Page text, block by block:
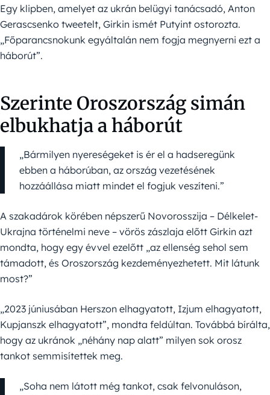
Egy klipben, amelyet az ukrán belügyi tanácsadó, Anton
Gerascsenko tweetelt, Girkin ismét Putyint ostorozta.
„Főparancsnokunk egyáltalán nem fogja megnyerni ezt a
háborút”.
Szerinte Oroszország simán
elbukhatja a háborút
„Bármilyen nyereségeket is ér el a hadseregünk
ebben a háborúban, az ország vezetésének
hozzáállása miatt mindet el fogjuk veszíteni.”
A szakadárok körében népszerű Novorosszija – Délkelet-
Ukrajna történelmi neve – vörös zászlaja előtt Girkin azt
mondta, hogy egy évvel ezelőtt „az ellenség sehol sem
támadott, és Oroszország kezdeményezhetett. Mit látunk
most?”
„2023 júniusában Herszon elhagyatott, Izjum elhagyatott,
Kupjanszk elhagyatott”, mondta feldúltan. Továbbá bírálta,
hogy az ukránok „néhány nap alatt” milyen sok orosz
tankot semmisítettek meg.
„Soha nem látott még tankot, csak felvonuláson,